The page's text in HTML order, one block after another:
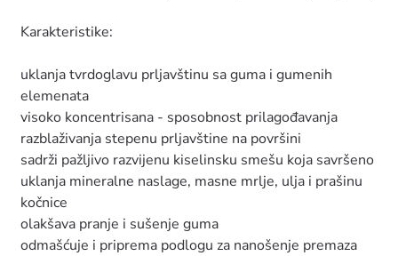
Karakteristike:
uklanja tvrdoglavu prljavštinu sa guma i gumenih
elemenata
visoko koncentrisana - sposobnost prilagođavanja
razblaživanja stepenu prljavštine na površini
sadrži pažljivo razvijenu kiselinsku smešu koja savršeno
uklanja mineralne naslage, masne mrlje, ulja i prašinu
kočnice
olakšava pranje i sušenje guma
odmašćuje i priprema podlogu za nanošenje premaza